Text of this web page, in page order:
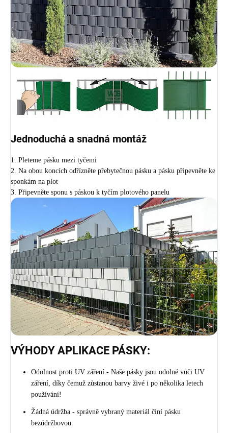
Jednoduchá a snadná montáž
1. Pleteme pásku mezi tyčemi
2. Na obou koncích odřízněte přebytečnou pásku a pásku připevněte ke
sponkám na plot
3. Připevněte sponu s páskou k tyčím plotového panelu
VÝHODY APLIKACE PÁSKY:
Odolnost proti UV záření - Naše pásky jsou odolné vůči UV
záření, díky čemuž zůstanou barvy živé i po několika letech
používání!
Žádná údržba - správně vybraný materiál činí pásku
bezúdržbovou.